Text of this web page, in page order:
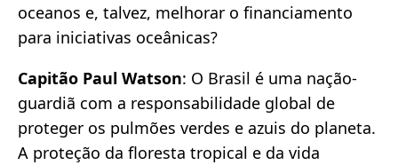
oceanos e, talvez, melhorar o financiamento
para iniciativas oceânicas?
Capitão Paul Watson: O Brasil é uma nação-
guardiã com a responsabilidade global de
proteger os pulmões verdes e azuis do planeta.
A proteção da floresta tropical e da vida